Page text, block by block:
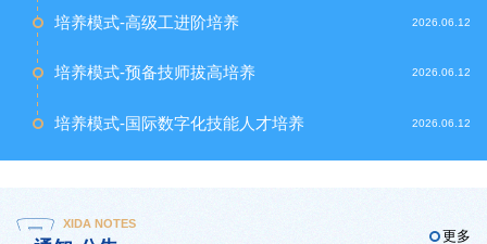
培养模式-高级工进阶培养 2026.06.12
培养模式-预备技师拔高培养 2026.06.12
培养模式-国际数字化技能人才培养 2026.06.12
XIDA NOTES
更多